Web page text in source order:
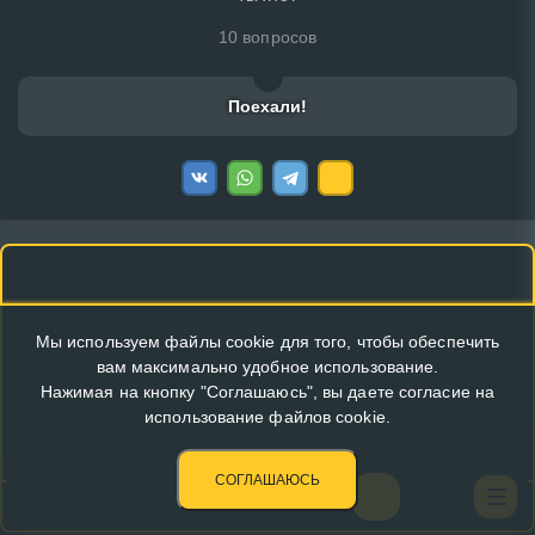
10 вопросов
Поехали!
КУПИТЬ РЕКЛАМУ В ЭТОМ БЛОКЕ
Мы используем файлы cookie для того, чтобы обеспечить
вам максимально удобное использование.
Нажимая на кнопку "Соглашаюсь", вы даете согласие на
использование файлов cookie.
СОГЛАШАЮСЬ